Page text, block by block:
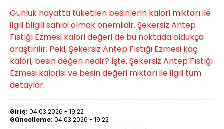
Günlük hayatta tüketilen besinlerin kalori miktarı ile
ilgili bilgili sahibi olmak önemlidir. Şekersiz Antep
Fıstığı Ezmesi kalori değeri de bu noktada oldukça
araştırılır. Peki, Şekersiz Antep Fıstığı Ezmesi kaç
kalori, besin değeri nedir? İşte, Şekersiz Antep Fıstığı
Ezmesi kalorisi ve besin değeri miktarı ile ilgili tüm
detaylar.
Giriş: 04.03.2026 - 19:22
Güncelleme: 04.03.2026 - 19:22